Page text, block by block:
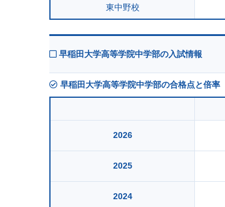
東中野校
早稲田大学高等学院中学部の入試情報
早稲田大学高等学院中学部の合格点と倍率
2026
2025
2024